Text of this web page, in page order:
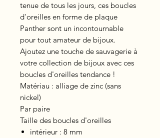
tenue de tous les jours, ces boucles
d'oreilles en forme de plaque
Panther sont un incontournable
pour tout amateur de bijoux.
Ajoutez une touche de sauvagerie à
votre collection de bijoux avec ces
boucles d'oreilles tendance !
Matériau : alliage de zinc (sans
nickel)
Par paire
Taille des boucles d'oreilles
intérieur : 8 mm